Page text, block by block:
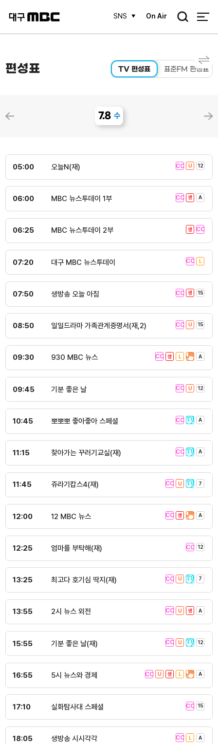
SNS On Air
검
편성표 TV 편성표 표준FM 편성표
7.8 수
05:00 오늘N(재)
06:00 MBC 뉴스투데이 1부
06:25 MBC 뉴스투데이 2부
07:20 대구 MBC 뉴스투데이
07:50 생방송 오늘 아침
08:50 일일드라마 가족관계증명서(재,2)
09:30 930 MBC 뉴스
09:45 기분 좋은 날
10:45 뽀뽀뽀 좋아좋아 스페셜
11:15 찾아가는 꾸러기교실(재)
11:45 쥬라기캅스4(재)
12:00 12 MBC 뉴스
12:25 엄마를 부탁해(재)
13:25 최고다 호기심 딱지(재)
13:55 2시 뉴스 외전
15:55 기분 좋은 날(재)
16:55 5시 뉴스와 경제
17:10 실화탐사대 스페셜
18:05 생방송 시시각각